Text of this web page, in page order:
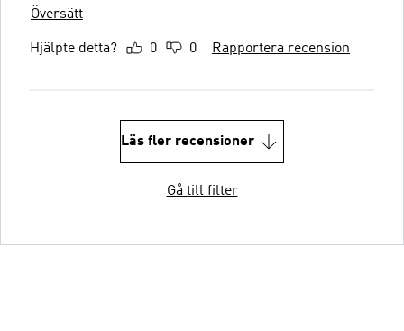
Översätt
Hjälpte detta? 0 0 Rapportera recension
Läs fler recensioner
Gå till filter